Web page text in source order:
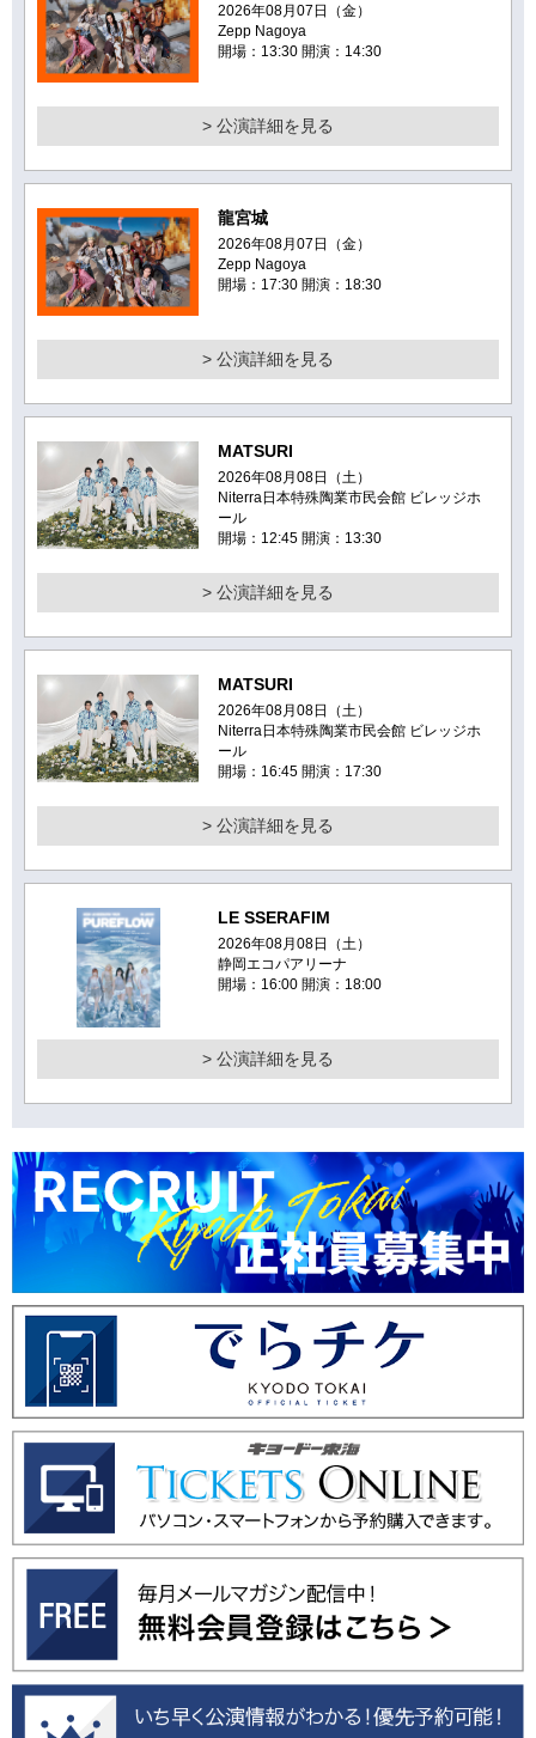
2026年08月07日（金）
Zepp Nagoya
開場：13:30 開演：14:30
> 公演詳細を見る
龍宮城
2026年08月07日（金）
Zepp Nagoya
開場：17:30 開演：18:30
> 公演詳細を見る
MATSURI
2026年08月08日（土）
Niterra日本特殊陶業市民会館 ビレッジホ
ール
開場：12:45 開演：13:30
> 公演詳細を見る
MATSURI
2026年08月08日（土）
Niterra日本特殊陶業市民会館 ビレッジホ
ール
開場：16:45 開演：17:30
> 公演詳細を見る
LE SSERAFIM
2026年08月08日（土）
静岡エコパアリーナ
開場：16:00 開演：18:00
> 公演詳細を見る